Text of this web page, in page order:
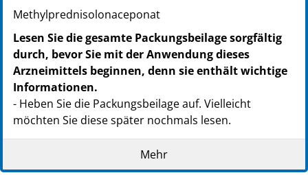
PPN: 111998405179
PZN: 19984068
PPN: 111998406869
Methylprednisolonaceponat
Lesen Sie die gesamte Packungsbeilage sorgfältig
durch, bevor Sie mit der Anwendung dieses
Arzneimittels beginnen, denn sie enthält wichtige
Informationen.
- Heben Sie die Packungsbeilage auf. Vielleicht
möchten Sie diese später nochmals lesen.
- Wenn Sie weitere Fragen haben, wenden Sie sich an
Ihren Arzt, oder Apotheker.Mehr